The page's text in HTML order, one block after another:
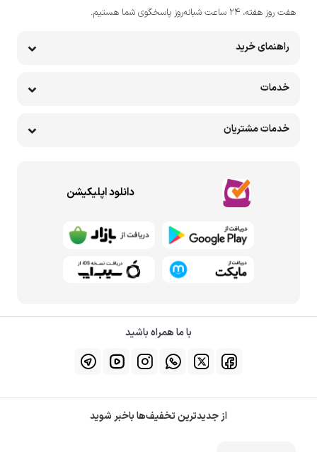
هفت روز هفته، ۲۴ ساعت شبانه‌روز پاسخگوی شما هستیم.
راهنمای خرید
خدمات
خدمات مشتریان
دانلود اپلیکیشن
با ما همراه باشید
از جدیدترین تخفیف‌ها باخبر شوید